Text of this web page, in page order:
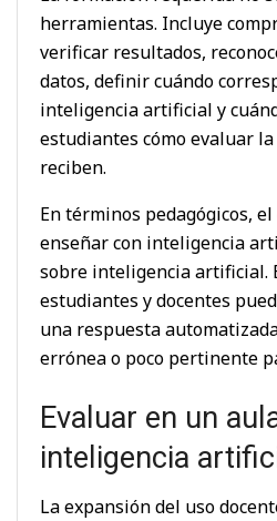
herramientas. Incluye
verificar resultados,
datos, definir cuándo
inteligencia artificial y
estudiantes cómo evaluar
reciben.
En términos pedagógicos,
enseñar con inteligencia
sobre inteligencia artificial.
estudiantes y docentes
una respuesta
errónea o poco pertinente
Evaluar en un
inteligencia
La expansión del uso